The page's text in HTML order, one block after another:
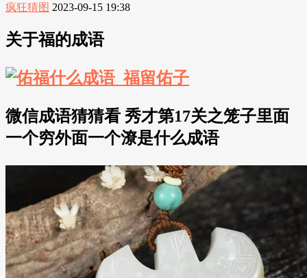
疯狂猜图 2023-09-15 19:38
关于福的成语
微信成语猜猜看 秀才第17关之笼子里面
一个穷外面一个潦是什么成语